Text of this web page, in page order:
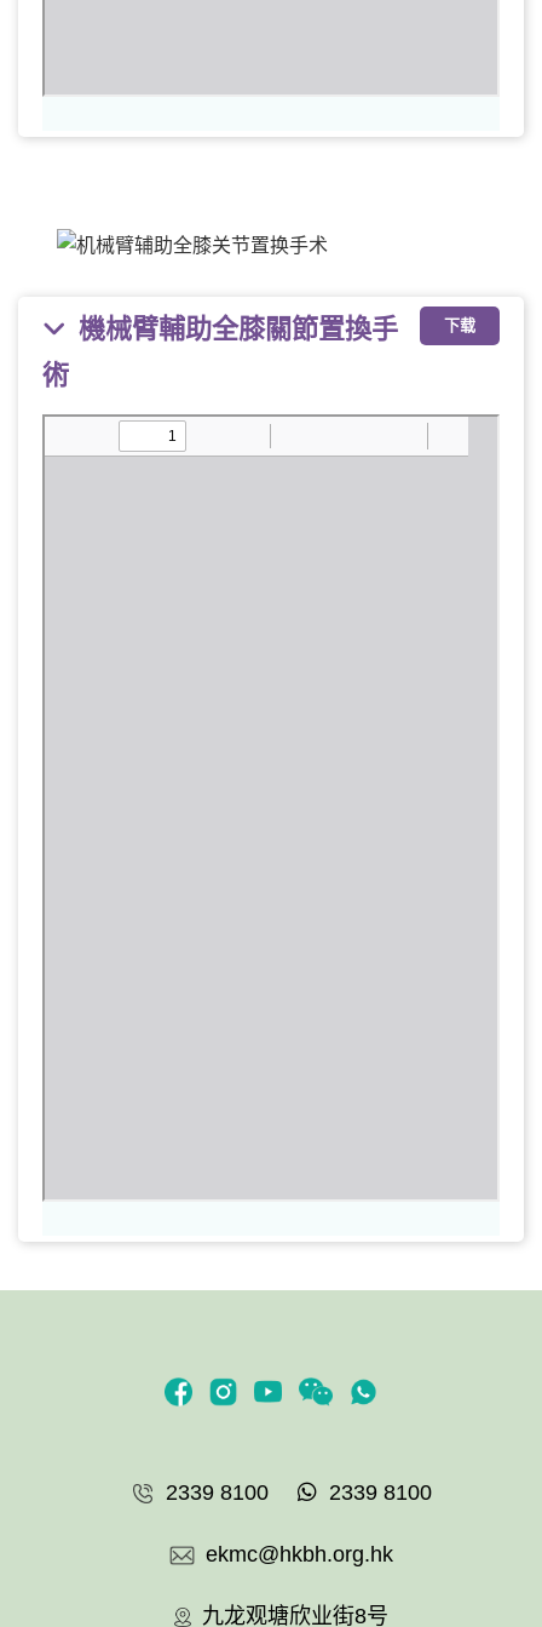
下载
機械臂輔助全膝關節置換手
術
2339 8100 2339 8100
ekmc@hkbh.org.hk
九龙观塘欣业街8号